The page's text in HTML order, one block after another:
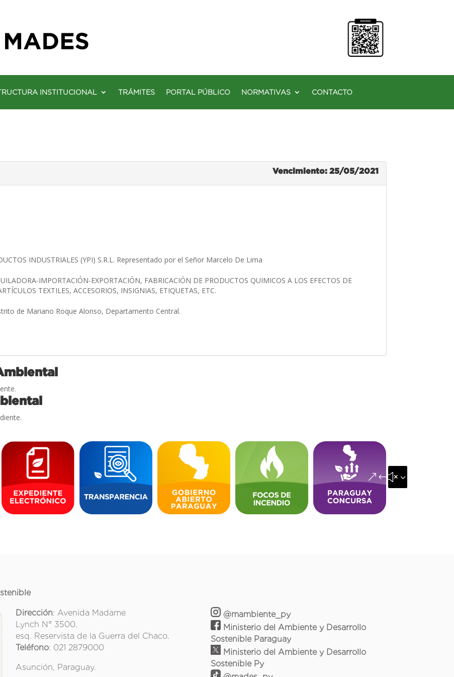
INSTITUCIONAL TRÁMITES PORTAL PÚBLICO NORMATIVAS CONTACTO
Vencimiento: 25/05/2021
INDUSTRIALES (YPI) S.R.L. Representado por el Señor Marcelo De Lima
IMPORTACIÓN-EXPORTACIÓN, FABRICACIÓN DE PRODUCTOS QUIMICOS A LOS EFECTOS DE
TEXTILES, ACCESORIOS, INSIGNIAS, ETIQUETAS, ETC.
de Mariano Roque Alonso, Departamento Central.
&#x35;
Dirección: Avenida Madame
Lynch N° 3500.
esq. Reservista de la Guerra del Chaco.
Teléfono: 021 2879000
Asunción, Paraguay.
@mambiente_py
Ministerio del Ambiente y Desarrollo
Sostenible Paraguay
Ministerio del Ambiente y Desarrollo
Sostenible Py